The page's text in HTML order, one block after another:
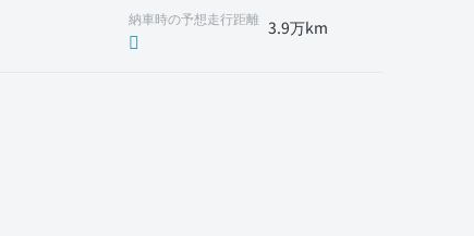
納車時の予想走行距離 3.9万km